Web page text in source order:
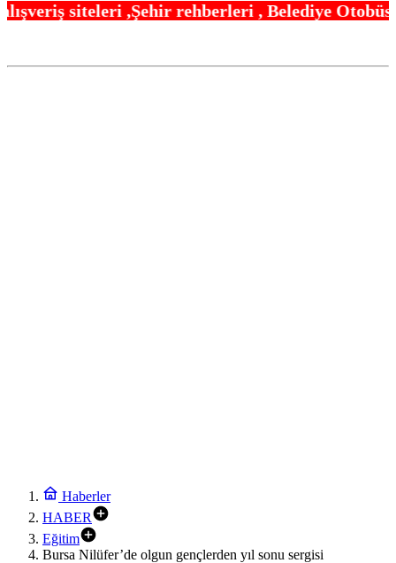
,Şehir rehberleri , Belediye
Haberler
HABER
Eğitim
Bursa Nilüfer’de olgun gençlerden yıl sonu sergisi